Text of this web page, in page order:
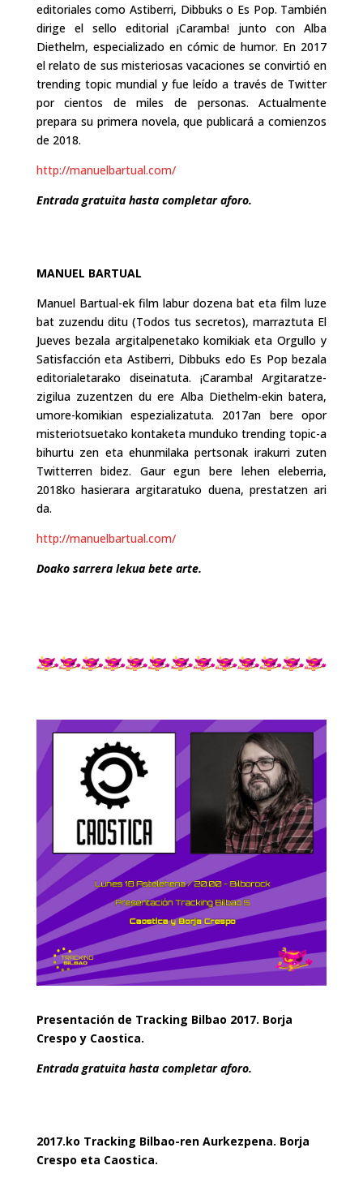
editoriales como Astiberri, Dibbuks o Es Pop. También
dirige el sello editorial ¡Caramba! junto con Alba
Diethelm, especializado en cómic de humor. En 2017
el relato de sus misteriosas vacaciones se convirtió en
trending topic mundial y fue leído a través de Twitter
por cientos de miles de personas. Actualmente
prepara su primera novela, que publicará a comienzos
de 2018.
http://manuelbartual.com/
Entrada gratuita hasta completar aforo.
MANUEL BARTUAL
Manuel Bartual-ek film labur dozena bat eta film luze
bat zuzendu ditu (Todos tus secretos), marraztuta El
Jueves bezala argitalpenetako komikiak eta Orgullo y
Satisfacción eta Astiberri, Dibbuks edo Es Pop bezala
editorialetarako diseinatuta. ¡Caramba! Argitaratze-
zigilua zuzentzen du ere Alba Diethelm-ekin batera,
umore-komikian espezializatuta. 2017an bere opor
misteriotsuetako kontaketa munduko trending topic-a
bihurtu zen eta ehunmilaka pertsonak irakurri zuten
Twitterren bidez. Gaur egun bere lehen eleberria,
2018ko hasierara argitaratuko duena, prestatzen ari
da.
http://manuelbartual.com/
Doako sarrera lekua bete arte.
Presentación de Tracking Bilbao 2017. Borja
Crespo y Caostica.
Entrada gratuita hasta completar aforo.
2017.ko Tracking Bilbao-ren Aurkezpena. Borja
Crespo eta Caostica.